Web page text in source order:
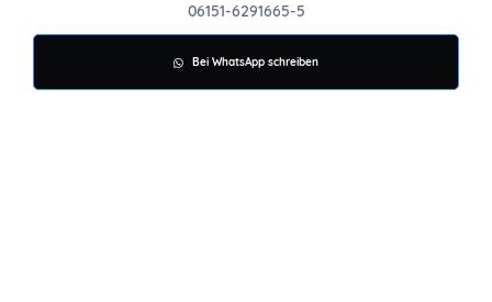
06151-6291665-5
Bei WhatsApp schreiben